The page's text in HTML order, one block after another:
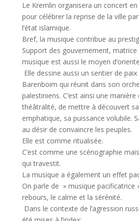
Le Kremlin organisera un concert
pour célébrer la reprise de la ville
l’état islamique.
Bref, la musique contribue au
Support des gouvernement,
musique est aussi le moyen
Elle dessine aussi un sentier de
Barenboim qui réunit dans son
palestiniens. C’est ainsi une
théâtralité, de mettre à découvert
emphatique, sa puissance volubile.
au désir de convaincre les peuples.
Elle est comme ritualisée.
C’est comme une scénographie
qui travestit.
La musique a également un effet
On parle de » musique pacificatrice
rebours, le calme et la sérénité.
Dans le contexte de l’agression